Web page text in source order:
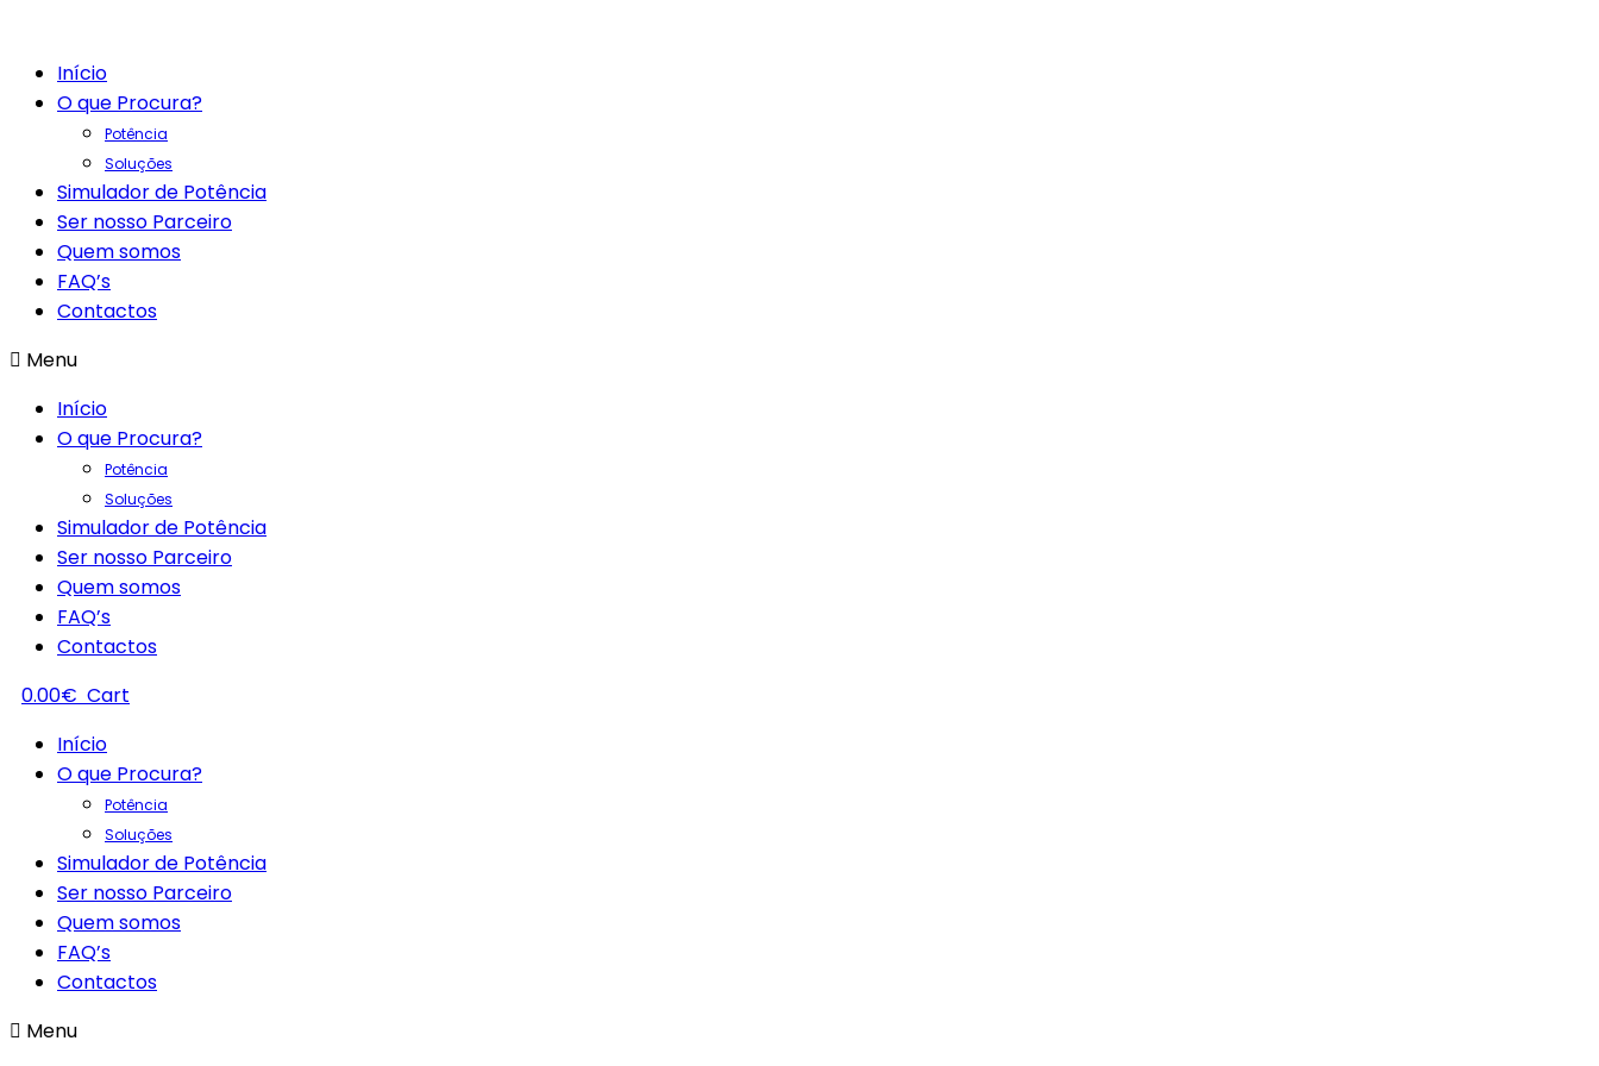
Início
O que Procura?
Potência
Soluções
Simulador de Potência
Ser nosso Parceiro
Quem somos
FAQ’s
Contactos
Menu
Início
O que Procura?
Potência
Soluções
Simulador de Potência
Ser nosso Parceiro
Quem somos
FAQ’s
Contactos
0.00€ Cart
Início
O que Procura?
Potência
Soluções
Simulador de Potência
Ser nosso Parceiro
Quem somos
FAQ’s
Contactos
Menu